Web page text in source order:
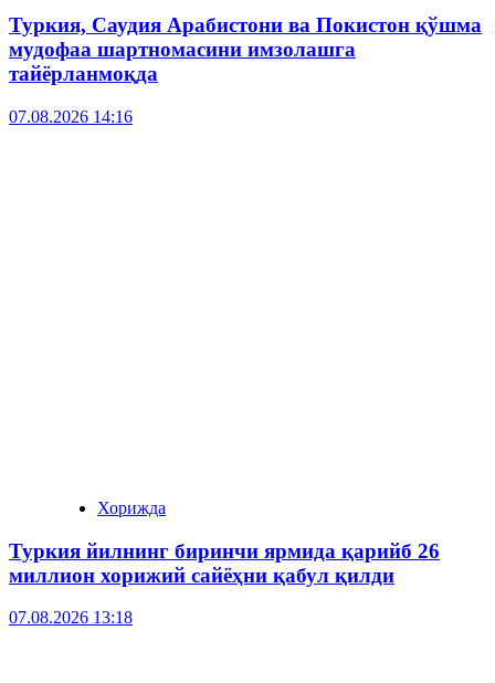
Туркия, Саудия Арабистони ва Покистон қўшма
мудофаа шартномасини имзолашга
тайёрланмоқда
07.08.2026 14:16
Хорижда
Туркия йилнинг биринчи ярмида қарийб 26
миллион хорижий сайёҳни қабул қилди
07.08.2026 13:18